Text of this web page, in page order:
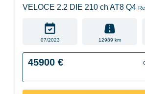
VELOCE 2.2 DIE 210 ch AT8 Q4
07/2023 12989 km
45900 €